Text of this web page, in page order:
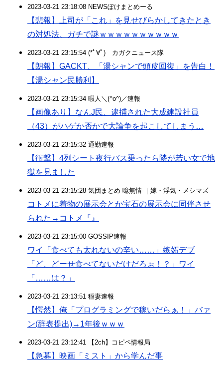
2023-03-21 23:18:08 NEWSぽけまとめーる
【悲報】上司が「これ」を見せびらかしてきたとき
の対処法、ガチで謎ｗｗｗｗｗｗｗｗｗｗ
2023-03-21 23:15:54 (*ﾟ∀ﾟ)ゞカガクニュース隊
【朗報】GACKT、「湯シャンで頭皮回復」を告白！
【湯シャン民勝利】
2023-03-21 23:15:34 暇人＼(^o^)／速報
【画像あり】なんJ民、逮捕された大成建設社員
（43）がハゲか否かで大論争を起こしてしまう…
2023-03-21 23:15:32 通勤速報
【衝撃】4列シート夜行バス乗ったら隣が若い女で地
獄を見ました
2023-03-21 23:15:28 気団まとめ-噫無情-｜嫁・浮気・メシマズ
コトメに着物の展示会とか宝石の展示会に同伴させ
られた→コトメ『』
2023-03-21 23:15:00 GOSSIP速報
ワイ「食べても太れないの辛い……」嫉妬デブ
「ど、どーせ食べてないだけだろぉ！？」ワイ
「……は？」
2023-03-21 23:13:51 稲妻速報
【愕然】俺「プログラミングで稼いだらぁ！」バァ
ン(辞表提出)→1年後ｗｗｗ
2023-03-21 23:12:41 【2ch】コピペ情報局
【急募】映画「ミスト」から学んだ事